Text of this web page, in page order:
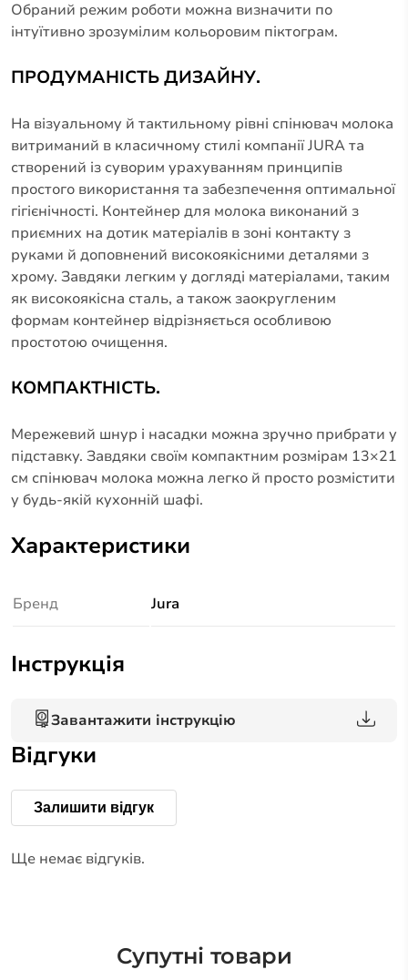
Обраний режим роботи можна визначити по
інтуїтивно зрозумілим кольоровим піктограм.
ПРОДУМАНІСТЬ ДИЗАЙНУ.
На візуальному й тактильному рівні спінювач молока
витриманий в класичному стилі компанії JURA та
створений із суворим урахуванням принципів
простого використання та забезпечення оптимальної
гігієнічності. Контейнер для молока виконаний з
приємних на дотик матеріалів в зоні контакту з
руками й доповнений високоякісними деталями з
хрому. Завдяки легким у догляді матеріалами, таким
як високоякісна сталь, а також заокругленим
формам контейнер відрізняється особливою
простотою очищення.
КОМПАКТНІСТЬ.
Мережевий шнур і насадки можна зручно прибрати у
підставку. Завдяки своїм компактним розмірам 13×21
см спінювач молока можна легко й просто розмістити
у будь-якій кухонній шафі.
Характеристики
Бренд Jura
Інструкція
Завантажити інструкцію
Відгуки
Залишити відгук
Ще немає відгуків.
Супутні товари